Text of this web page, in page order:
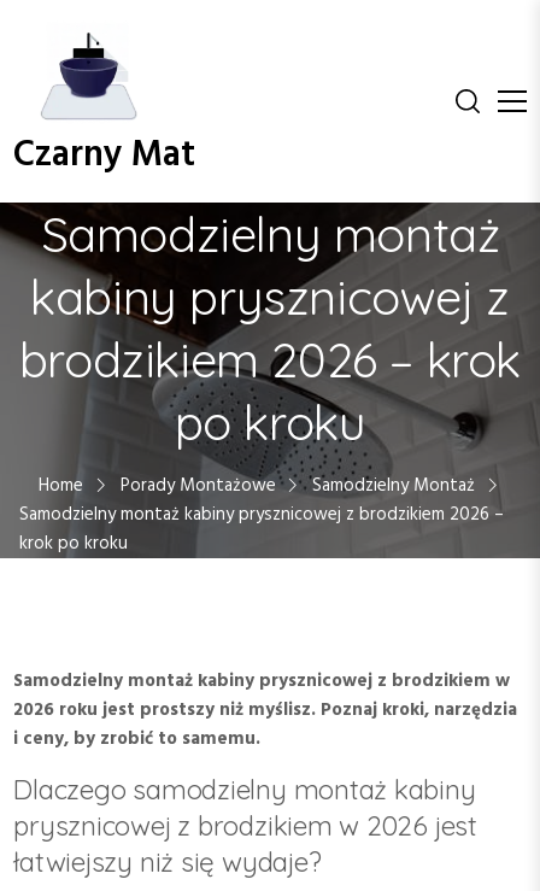
n
Czarny Mat
Samodzielny montaż
kabiny prysznicowej z
brodzikiem 2026 – krok
po kroku
Home Porady Montażowe
Samodzielny Montaż
Samodzielny montaż kabiny prysznicowej z brodzikiem 2026 –
krok po kroku
Samodzielny montaż kabiny prysznicowej z brodzikiem w
2026 roku jest prostszy niż myślisz. Poznaj kroki, narzędzia
i ceny, by zrobić to samemu.
Dlaczego samodzielny montaż kabiny
prysznicowej z brodzikiem w 2026 jest
łatwiejszy niż się wydaje?